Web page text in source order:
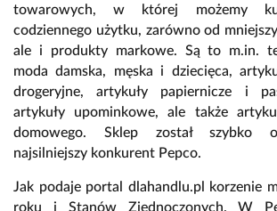
towarowych, w której możemy
codziennego użytku, zarówno od
ale i produkty markowe. Są to m.in.
moda damska, męska i dziecięca,
drogeryjne, artykuły papiernicze i
artykuły upominkowe, ale także
domowego. Sklep został szybko
najsilniejszy konkurent Pepco.
Jak podaje portal dlahandlu.pl korzenie
roku i Stanów Zjednoczonych. W